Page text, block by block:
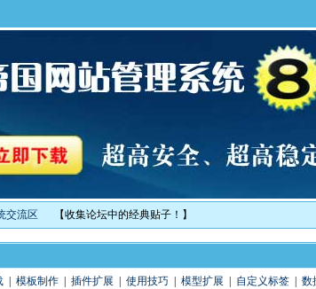
交流区 【收集论坛中的经典贴子！】
| 模板制作| 插件扩展 使用技巧| 模型扩展 自定义标签| 数